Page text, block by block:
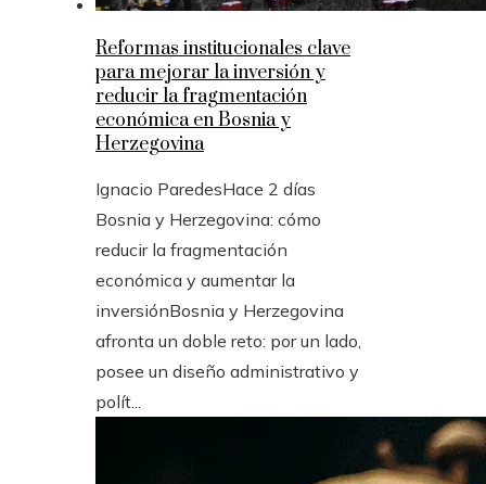
Reformas institucionales clave
para mejorar la inversión y
reducir la fragmentación
económica en Bosnia y
Herzegovina
Ignacio ParedesHace 2 días
Bosnia y Herzegovina: cómo
reducir la fragmentación
económica y aumentar la
inversiónBosnia y Herzegovina
afronta un doble reto: por un lado,
posee un diseño administrativo y
polít...